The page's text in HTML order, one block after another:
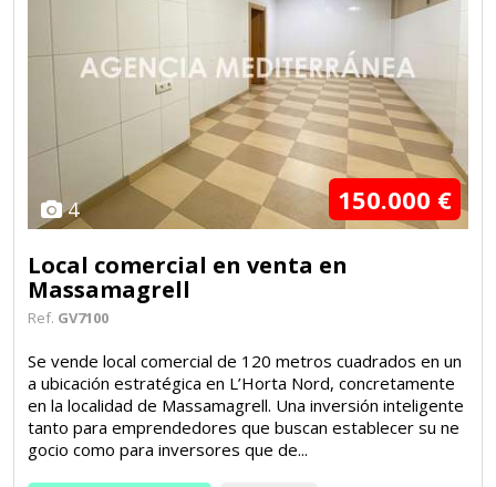
4 150.000 €
Local comercial en venta en
Massamagrell
Ref. GV7100
Se vende local comercial de 120 metros cuadrados en un
a ubicación estratégica en L’Horta Nord, concretamente
en la localidad de Massamagrell. Una inversión inteligente
tanto para emprendedores que buscan establecer su ne
gocio como para inversores que de...